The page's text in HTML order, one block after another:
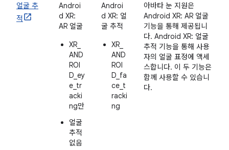
얼굴 추
적
Androi
d XR:
AR 얼굴
XR_
AND
ROI
D_ey
e_tr
acki
ng만
얼굴
추적
없음
Androi
d XR: 얼
굴 추적
XR_
AND
ROI
D_fa
ce_t
racki
ng
아바타 눈 지원은
Android XR: AR 얼굴
기능을 통해 제공됩니
다. Android XR: 얼굴
추적 기능을 통해 사용
자의 얼굴 표정에 액세
스합니다. 이 두 기능은
함께 사용할 수 있습니
다.